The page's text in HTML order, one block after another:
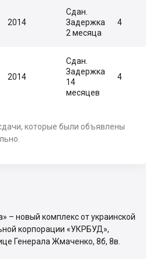
2014
Сдан.
Задержка
2 месяца
4
2014
Сдан.
Задержка
14
месяцев
4
которые были объявлены
– новый комплекс от украинской
корпорации «УКРБУД»,
Генерала Жмаченко, 8б, 8в.